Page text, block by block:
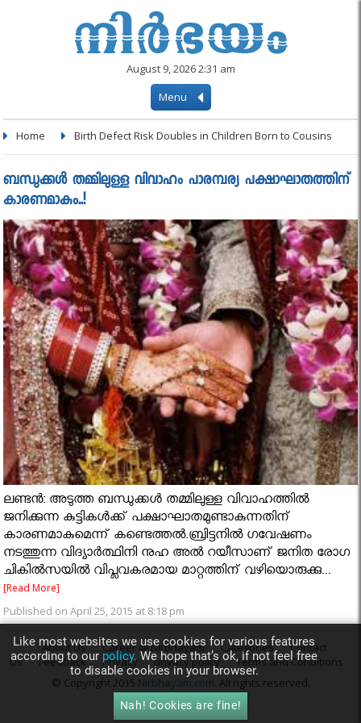
August 9, 2026 2:31 am
Menu
Home Birth Defect Risk Doubles in Children Born to Cousins
ബന്ധുക്കള്‍ തമ്മിലുള്ള വിവാഹം പാരമ്പര്യ പക്ഷാഘാതത്തിന്
കാരണമാകും..!
ലണ്ടന്‍: അടുത്ത ബന്ധുക്കള്‍ തമ്മിലുള്ള വിവാഹത്തില്‍
ജനിക്കുന്ന കുട്ടികള്‍ക്ക് പക്ഷാഘാതമുണ്ടാകുന്നതിന്
കാരണമാകുമെന്ന് കണ്ടെത്തല്‍.ബ്രിട്ടനില്‍ ഗവേഷണം
നടത്തുന്ന വിദ്യാര്‍ത്ഥിനി നുഹ അല്‍ റയീസാണ് ജനിത രോഗ
ചികില്‍സയില്‍ വിപ്ലവകരമായ മാറ്റത്തിന് വഴിയൊരുക്കു...
[Read More]
Published on April 25, 2015 at 8:18 pm
About Us Career @ Nirbhayam Categories
Contact
Us
Feedback Privacy privacy policy
Terms and Conditions
© Copyright 2015 Nirbhayam.com. All rights reserved.
Like most websites we use cookies for various features
according to our policy. We hope that’s ok, if not feel free
to disable cookies in your browser.
Nah! Cookies are fine!